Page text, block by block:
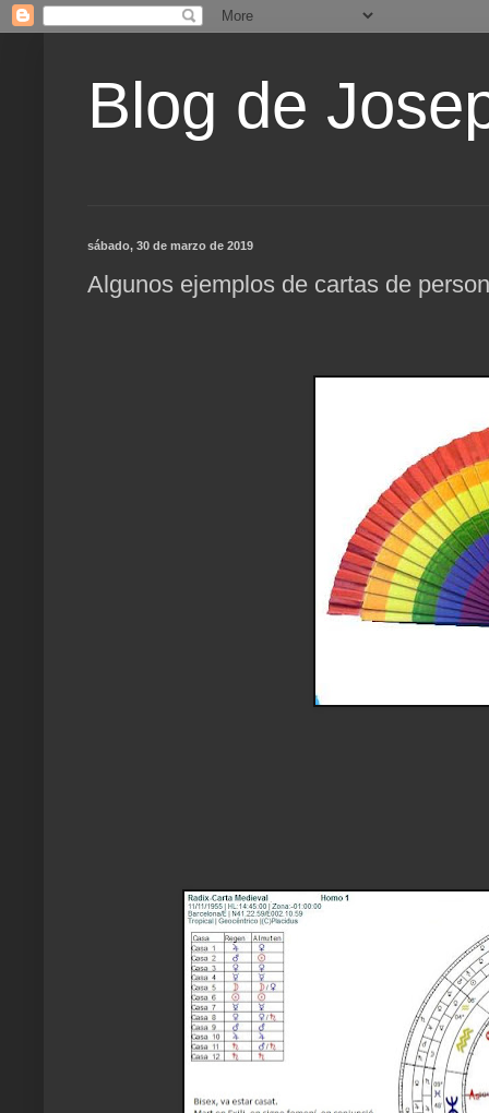
Blog de
sábado, 30 de marzo de 2019
Algunos ejemplos de cartas de